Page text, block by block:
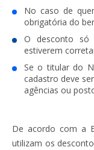
No caso de
obrigatória do
O desconto só
estiverem
Se o titular do
cadastro deve
agências ou
De acordo com a
utilizam os